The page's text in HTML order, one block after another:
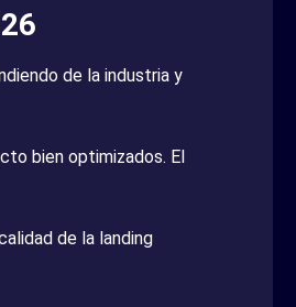
de la industria y
bien optimizados. El
de la landing